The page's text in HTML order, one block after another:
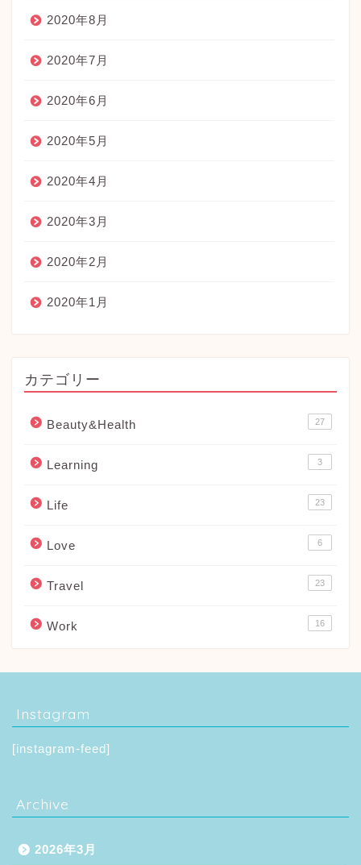
2020年8月
2020年7月
2020年6月
2020年5月
2020年4月
2020年3月
2020年2月
2020年1月
カテゴリー
Beauty&Health 27
Learning 3
Life 23
Love 6
Travel 23
Work 16
Instagram
[instagram-feed]
Archive
2026年3月